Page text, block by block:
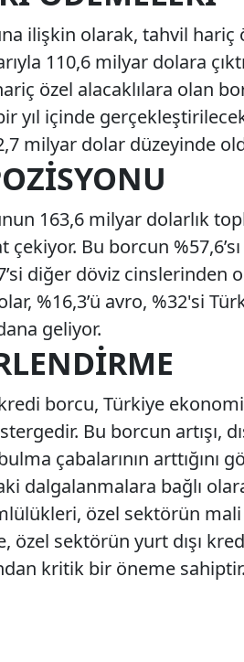
ilişkin olarak, tahvil hariç
110,6 milyar dolara
özel alacaklılara olan
yıl içinde
milyar dolar düzeyinde
163,6 milyar dolarlık
Bu borcun %57,6’sı
diğer döviz cinslerinden
%16,3’ü avro, %32'si
geliyor.
borcu, Türkiye
Bu borcun artışı,
çabalarının arttığını
dalgalanmalara bağlı
özel sektörün
özel sektörün yurt dışı
kritik bir öneme